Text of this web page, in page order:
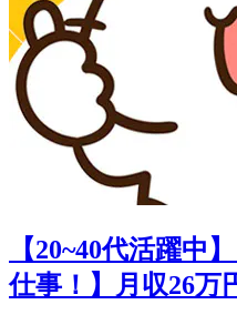
【20~40代活躍中
仕事！】月収26